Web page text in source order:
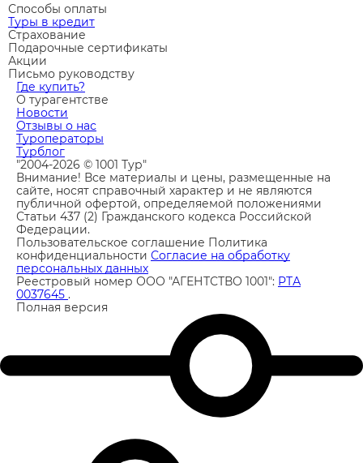
Способы оплаты
Туры в кредит
Страхование
Подарочные сертификаты
Акции
Письмо руководству
Где купить?
О турагентстве
Новости
Отзывы о нас
Туроператоры
Турблог
"2004-2026 © 1001 Тур"
Внимание! Все материалы и цены, размещенные на
сайте, носят справочный характер и не являются
публичной офертой, определяемой положениями
Статьи 437 (2) Гражданского кодекса Российской
Федерации.
Пользовательское соглашение Политика
конфиденциальности Согласие на обработку
персональных данных
Реестровый номер ООО "АГЕНТСТВО 1001": РТА
0037645 .
Полная версия